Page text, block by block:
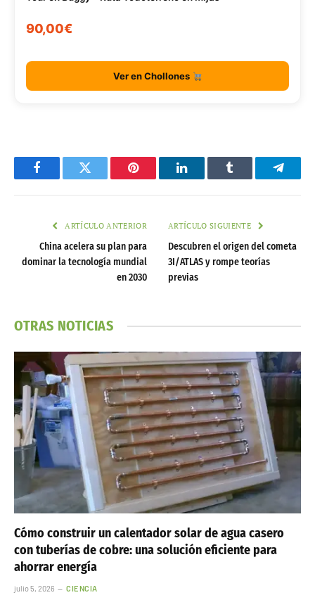
90,00€
Ver en Chollones
FacebookTwitter Pinterest LinkedInTumblr
ARTÍCULO ANTERIOR
China acelera su plan para
dominar la tecnología mundial
en 2030
ARTÍCULO SIGUIENTE
Descubren el origen del cometa
3I/ATLAS y rompe teorías
previas
OTRAS NOTICIAS
Cómo construir un calentador solar de agua casero
con tuberías de cobre: una solución eficiente para
ahorrar energía
julio 5, 2026 CIENCIA